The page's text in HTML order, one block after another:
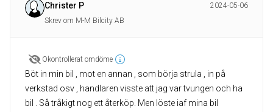
Christer P
2024-05-06
Skrev om M-M Bilcity AB
Okontrollerat omdöme
Böt in min bil , mot en annan , som börja strula , in på
verkstad osv , handlaren visste att jag var tvungen och ha
bil . Så tråkigt nog ett återköp. Men löste iaf mina bil